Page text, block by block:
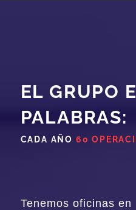
EL GRUPO
PALABRAS:
CADA AÑO 60
Tenemos oficinas